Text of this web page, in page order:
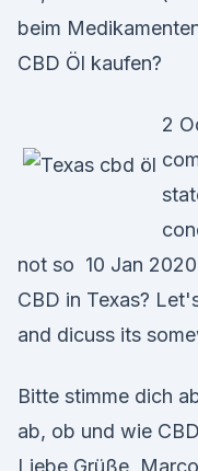
beim
CBD Öl kaufen?
2
not so 10 Jan
CBD in Texas?
and dicuss its
Bitte stimme dich
ab, ob und wie
Liebe Grüße,